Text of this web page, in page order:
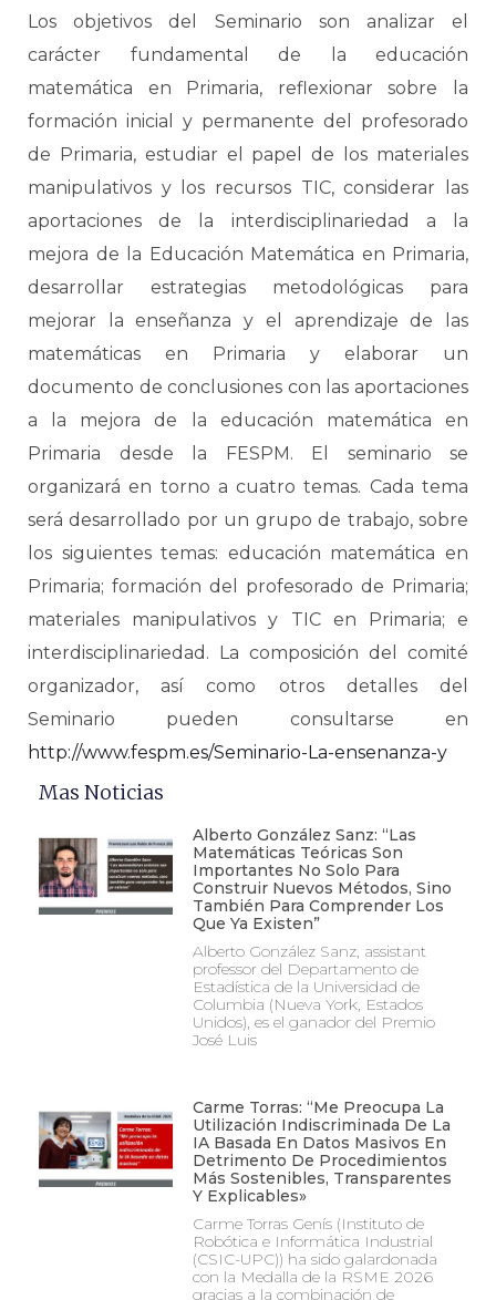
Los objetivos del Seminario son analizar el
carácter fundamental de la educación
matemática en Primaria, reflexionar sobre la
formación inicial y permanente del profesorado
de Primaria, estudiar el papel de los materiales
manipulativos y los recursos TIC, considerar las
aportaciones de la interdisciplinariedad a la
mejora de la Educación Matemática en Primaria,
desarrollar estrategias metodológicas para
mejorar la enseñanza y el aprendizaje de las
matemáticas en Primaria y elaborar un
documento de conclusiones con las aportaciones
a la mejora de la educación matemática en
Primaria desde la FESPM. El seminario se
organizará en torno a cuatro temas. Cada tema
será desarrollado por un grupo de trabajo, sobre
los siguientes temas: educación matemática en
Primaria; formación del profesorado de Primaria;
materiales manipulativos y TIC en Primaria; e
interdisciplinariedad. La composición del comité
organizador, así como otros detalles del
Seminario pueden consultarse en
http://www.fespm.es/Seminario-La-ensenanza-y
Mas Noticias
Alberto González Sanz: “Las
Matemáticas Teóricas Son
Importantes No Solo Para
Construir Nuevos Métodos, Sino
También Para Comprender Los
Que Ya Existen”
Alberto González Sanz, assistant
professor del Departamento de
Estadística de la Universidad de
Columbia (Nueva York, Estados
Unidos), es el ganador del Premio
José Luis
Carme Torras: “Me Preocupa La
Utilización Indiscriminada De La
IA Basada En Datos Masivos En
Detrimento De Procedimientos
Más Sostenibles, Transparentes
Y Explicables»
Carme Torras Genís (Instituto de
Robótica e Informática Industrial
(CSIC-UPC)) ha sido galardonada
con la Medalla de la RSME 2026
gracias a la combinación de